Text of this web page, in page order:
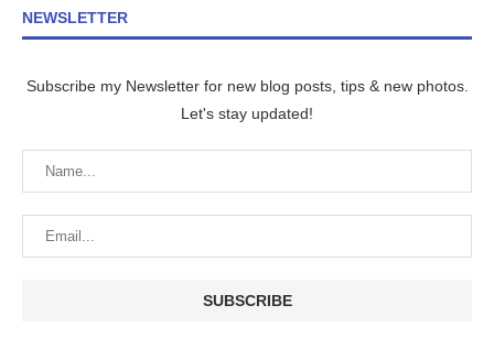
NEWSLETTER
Subscribe my Newsletter for new blog posts, tips & new photos.
Let's stay updated!